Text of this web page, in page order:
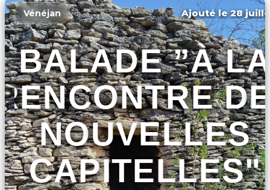
Vénéjan Ajouté le 28
BALADE ”À
NOUVELLES
CAPITELLES"